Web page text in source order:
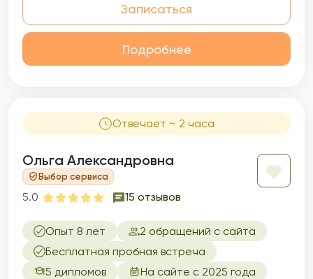
Записаться
Подробнее
Отвечает ~ 2 часа
Ольга Александровна
Выбор сервиса
5.0 15 отзывов
Опыт 8 лет
2 обращений с сайта
Бесплатная пробная встреча
5 дипломов
На сайте с 2025 года